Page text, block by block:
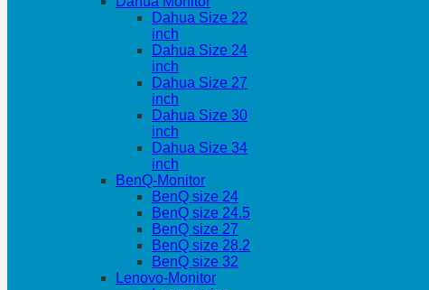
Dahua Size 22
inch
Dahua Size 24
inch
Dahua Size 27
inch
Dahua Size 30
inch
Dahua Size 34
inch
BenQ-Monitor
BenQ size 24
BenQ size 24.5
BenQ size 27
BenQ size 28.2
BenQ size 32
Lenovo-Monitor